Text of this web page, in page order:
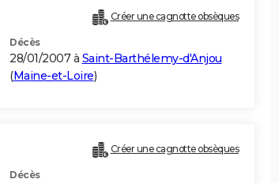
Créer une cagnotte obsèques
Décès
28/01/2007 à Saint-Barthélemy-d'Anjou
(Maine-et-Loire)
Créer une cagnotte obsèques
Décès